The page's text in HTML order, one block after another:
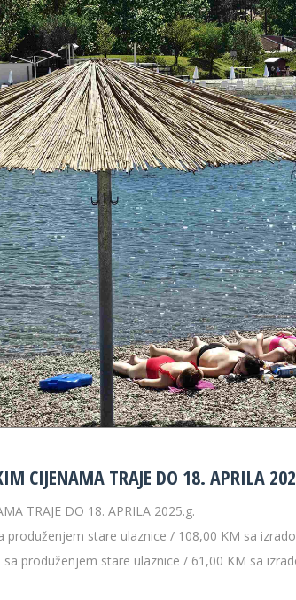
CIJENAMA TRAJE DO 18. APRILA
TRAJE DO 18. APRILA 2025.g.
produženjem stare ulaznice / 108,00 KM sa
sa produženjem stare ulaznice / 61,00 KM sa